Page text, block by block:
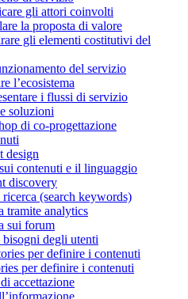
gli attori coinvolti
la proposta di valore
gli elementi costitutivi del
del servizio
l’ecosistema
i flussi di servizio
soluzioni
di co-progettazione
design
contenuti e il linguaggio
discovery
(search keywords)
tramite analytics
sui forum
degli utenti
per definire i contenuti
per definire i contenuti
accettazione